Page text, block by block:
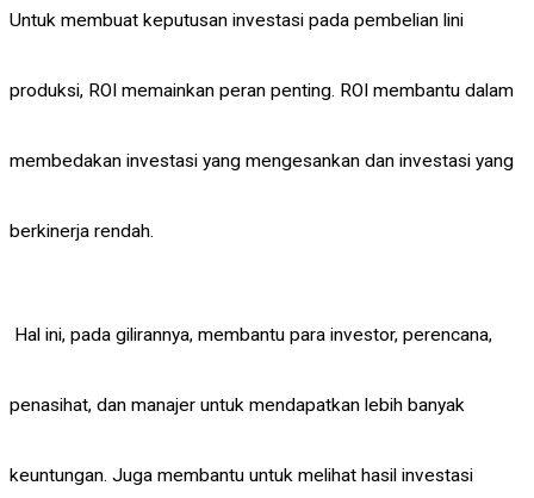
Untuk membuat keputusan investasi pada pembelian lini
produksi, ROI memainkan peran penting. ROI membantu dalam
membedakan investasi yang mengesankan dan investasi yang
berkinerja rendah.
Hal ini, pada gilirannya, membantu para investor, perencana,
penasihat, dan manajer untuk mendapatkan lebih banyak
keuntungan. Juga membantu untuk melihat hasil investasi